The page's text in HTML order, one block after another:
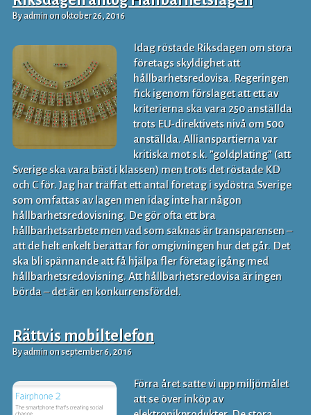
By admin on oktober 26, 2016
Idag röstade Riksdagen om stora
företags skyldighet att
hållbarhetsredovisa. Regeringen
fick igenom förslaget att ett av
kriterierna ska vara 250 anställda
trots EU-direktivets nivå om 500
anställda. Allianspartierna var
kritiska mot s.k. ”goldplating” (att
Sverige ska vara bäst i klassen) men trots det röstade KD
och C för. Jag har träffat ett antal företag i sydöstra Sverige
som omfattas av lagen men idag inte har någon
hållbarhetsredovisning. De gör ofta ett bra
hållbarhetsarbete men vad som saknas är transparensen –
att de helt enkelt berättar för omgivningen hur det går. Det
ska bli spännande att få hjälpa fler företag igång med
hållbarhetsredovisning. Att hållbarhetsredovisa är ingen
börda – det är en konkurrensfördel.
Rättvis mobiltelefon
By admin on september 6, 2016
Förra året satte vi upp miljömålet
att se över inköp av